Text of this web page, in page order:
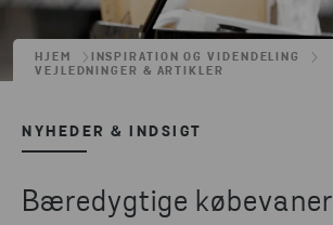
HJEM
INSPIRATION OG VIDENDELING
VEJLEDNINGER & ARTIKLER
NYHEDER & INDSIGT
Bæredygtige købevaner